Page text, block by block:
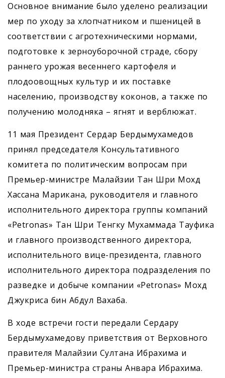
Основное внимание было уделено реализации
мер по уходу за хлопчатником и пшеницей в
соответствии с агротехническими нормами,
подготовке к зерноуборочной страде, сбору
раннего урожая весеннего картофеля и
плодоовощных культур и их поставке
населению, производству коконов, а также по
получению молодняка – ягнят и верблюжат.
11 мая Президент Сердар Бердымухамедов
принял председателя Консультативного
комитета по политическим вопросам при
Премьер-министре Малайзии Тан Шри Мохд
Хассана Марикана, руководителя и главного
исполнительного директора группы компаний
«Petronas» Тан Шри Тенгку Мухаммада Тауфика
и главного производственного директора,
исполнительного вице-президента, главного
исполнительного директора подразделения по
разведке и добыче компании «Petronas» Мохд
Джукриса бин Абдул Вахаба.
В ходе встречи гости передали ­Сердару
Бердымухамедову приветствия от Верховного
правителя Малайзии Султана Ибрахима и
Премьер-министра страны Анвара Ибрахима.